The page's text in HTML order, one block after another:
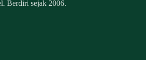
Berdiri sejak 2006.